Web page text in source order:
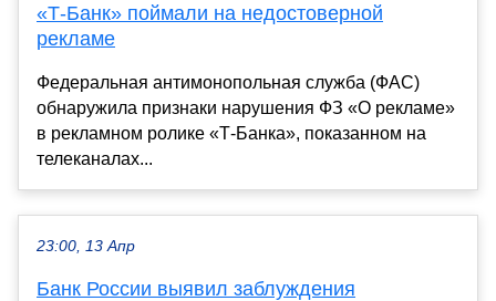
«Т-Банк» поймали на недостоверной
рекламе
Федеральная антимонопольная служба (ФАС)
обнаружила признаки нарушения ФЗ «О рекламе»
в рекламном ролике «Т-Банка», показанном на
телеканалах...
23:00, 13 Апр
Банк России выявил заблуждения